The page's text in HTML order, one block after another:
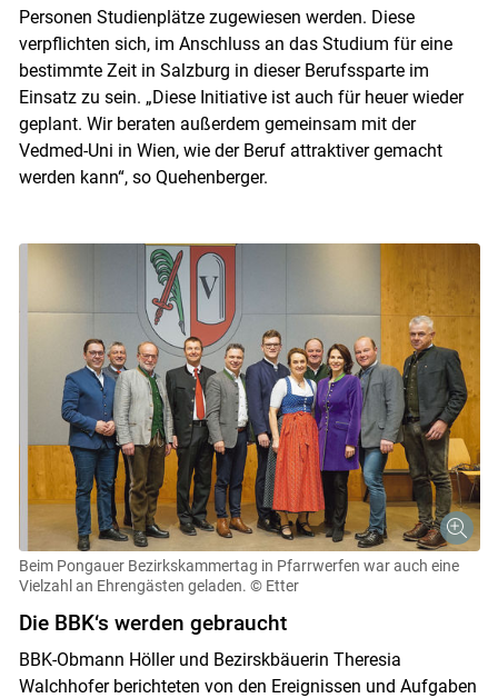
Personen Studienplätze zugewiesen werden. Diese
verpflichten sich, im Anschluss an das Studium für eine
bestimmte Zeit in Salzburg in dieser Berufssparte im
Einsatz zu sein. „Diese Initiative ist auch für heuer wieder
geplant. Wir beraten außerdem gemeinsam mit der
Vedmed-Uni in Wien, wie der Beruf attraktiver gemacht
werden kann“, so Quehenberger.
Beim Pongauer Bezirkskammertag in Pfarrwerfen war auch eine
Vielzahl an Ehrengästen geladen. © Etter
Die BBK‘s werden gebraucht
BBK-Obmann Höller und Bezirskbäuerin Theresia
Walchhofer berichteten von den Ereignissen und Aufgaben